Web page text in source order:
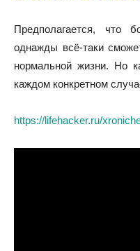
Предполагается, что
однажды всё-таки
нормальной жизни. Но
каждом конкретном
https://lifehacker.ru/